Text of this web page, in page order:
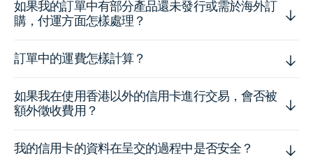
如果我的訂單中有部分產品還未發行或需於海外訂
購，付運方面怎樣處理？
訂單中的運費怎樣計算？
如果我在使用香港以外的信用卡進行交易，會否被
額外徵收費用？
我的信用卡的資料在呈交的過程中是否安全？